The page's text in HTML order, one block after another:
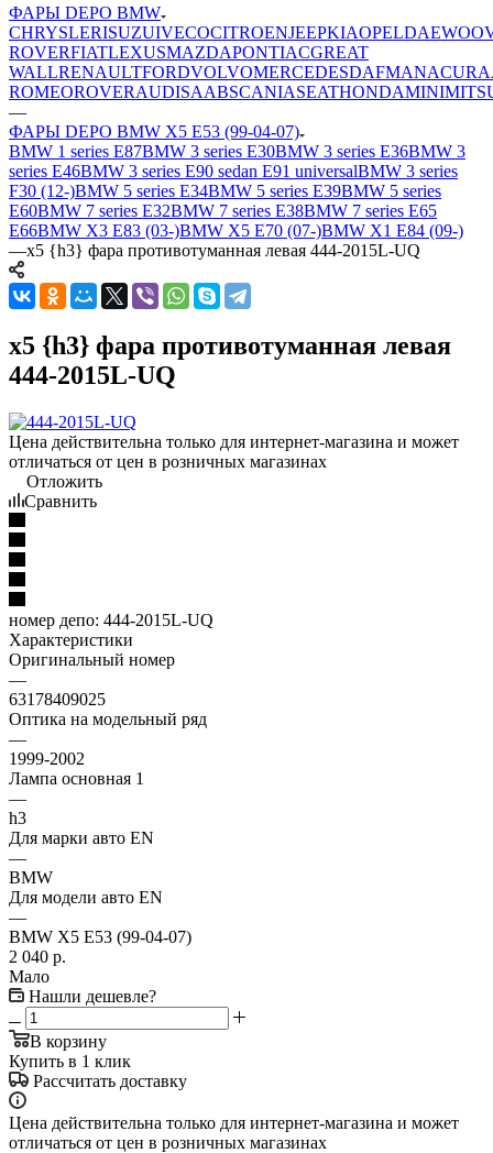
ФАРЫ DEPO BMW
CHRYSLERISUZUIVECOCITROENJEEPKIAOPELDAEWOO
ROVERFIATLEXUSMAZDAPONTIACGREAT
WALLRENAULTFORDVOLVOMERCEDESDAFMANACURA
ROMEOROVERAUDISAABSCANIASEATHONDAMINI
—
ФАРЫ DEPO BMW X5 E53 (99-04-07)
BMW 1 series E87BMW 3 series E30BMW 3 series E36BMW 3
series E46BMW 3 series E90 sedan E91 universalBMW 3 series
F30 (12-)BMW 5 series E34BMW 5 series E39BMW 5 series
E60BMW 7 series E32BMW 7 series E38BMW 7 series E65
E66BMW X3 E83 (03-)BMW X5 E70 (07-)BMW X1 E84 (09-)
—x5 {h3} фара противотуманная левая 444-2015L-UQ
x5 {h3} фара противотуманная левая
444-2015L-UQ
Цена действительна только для интернет-магазина и может
отличаться от цен в розничных магазинах
Отложить
Сравнить
номер депо: 444-2015L-UQ
Характеристики
Оригинальный номер
—
63178409025
Оптика на модельный ряд
—
1999-2002
Лампа основная 1
—
h3
Для марки авто EN
—
BMW
Для модели авто EN
—
BMW X5 E53 (99-04-07)
2 040 р.
Мало
Нашли дешевле?
В корзину
Купить в 1 клик
Рассчитать доставку
Цена действительна только для интернет-магазина и может
отличаться от цен в розничных магазинах